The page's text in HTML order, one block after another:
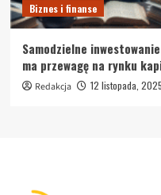
Biznes i finanse
Samodzielne
ma przewagę na rynku
Redakcja 12 listopada, 2025